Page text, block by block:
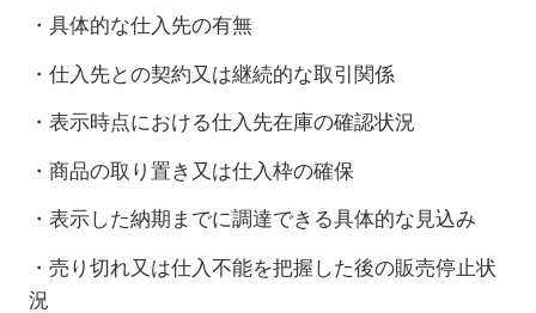
・具体的な仕入先の有無
・仕入先との契約又は継続的な取引関係
・表示時点における仕入先在庫の確認状況
・商品の取り置き又は仕入枠の確保
・表示した納期までに調達できる具体的な見込み
・売り切れ又は仕入不能を把握した後の販売停止状
況